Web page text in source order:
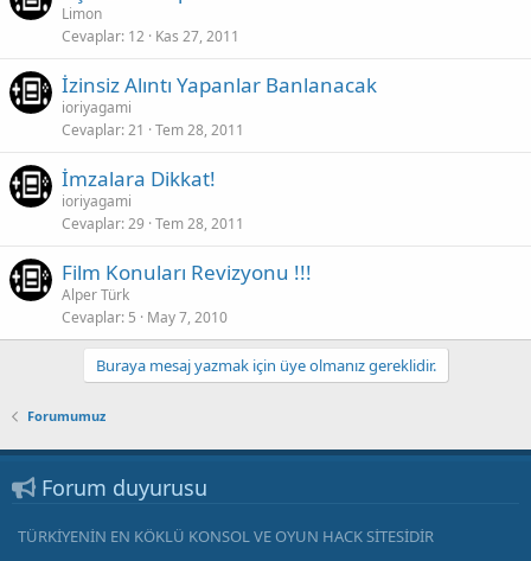
Limon
Cevaplar 12 Kas 27, 2011
İzinsiz Alıntı Yapanlar Banlanacak
ioriyagami
Cevaplar 21 Tem 28, 2011
İmzalara Dikkat!
ioriyagami
Cevaplar 29 Tem 28, 2011
Film Konuları Revizyonu !!!
Alper Türk
Cevaplar 5 May 7, 2010
Buraya mesaj yazmak için üye olmanız gereklidir.
Forumumuz
Forum duyurusu
TÜRKİYENİN EN KÖKLÜ KONSOL VE OYUN HACK SİTESİDİR